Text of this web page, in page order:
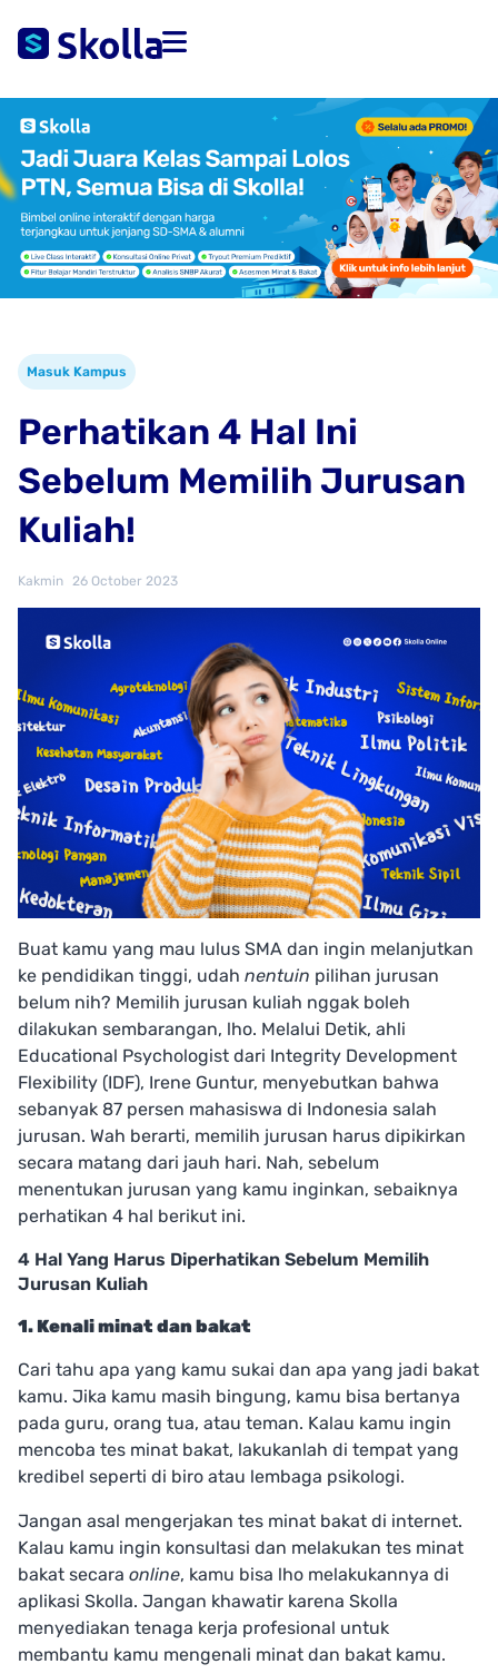
Masuk Kampus
Perhatikan 4 Hal Ini
Sebelum Memilih Jurusan
Kuliah!
Kakmin 26 October 2023
Buat kamu yang mau lulus SMA dan ingin melanjutkan
ke pendidikan tinggi, udah nentuin pilihan jurusan
belum nih? Memilih jurusan kuliah nggak boleh
dilakukan sembarangan, lho. Melalui Detik, ahli
Educational Psychologist dari Integrity Development
Flexibility (IDF), Irene Guntur, menyebutkan bahwa
sebanyak 87 persen mahasiswa di Indonesia salah
jurusan. Wah berarti, memilih jurusan harus dipikirkan
secara matang dari jauh hari. Nah, sebelum
menentukan jurusan yang kamu inginkan, sebaiknya
perhatikan 4 hal berikut ini.
4 Hal Yang Harus Diperhatikan Sebelum Memilih
Jurusan Kuliah
1. Kenali minat dan bakat
Cari tahu apa yang kamu sukai dan apa yang jadi bakat
kamu. Jika kamu masih bingung, kamu bisa bertanya
pada guru, orang tua, atau teman. Kalau kamu ingin
mencoba tes minat bakat, lakukanlah di tempat yang
kredibel seperti di biro atau lembaga psikologi.
Jangan asal mengerjakan tes minat bakat di internet.
Kalau kamu ingin konsultasi dan melakukan tes minat
bakat secara online, kamu bisa lho melakukannya di
aplikasi Skolla. Jangan khawatir karena Skolla
menyediakan tenaga kerja profesional untuk
membantu kamu mengenali minat dan bakat kamu.